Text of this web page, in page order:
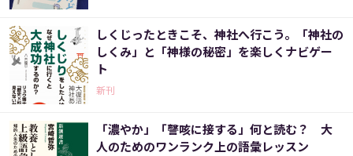
しくじったときこそ、神社へ行こう。「神社の
しくみ」と「神様の秘密」を楽しくナビゲー
ト
新刊
「濃やか」「謦咳に接する」何と読む？ 大
人のためのワンランク上の語彙レッスン